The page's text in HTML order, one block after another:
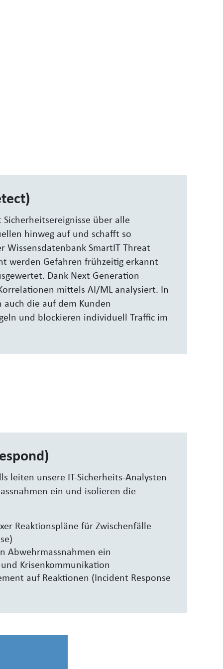
Sicherheitsereignisse über alle
hinweg auf und schafft so
Wissensdatenbank SmartIT Threat
werden Gefahren frühzeitig erkannt
Dank Next Generation
mittels AI/ML analysiert. In
auch die auf dem Kunden
und blockieren individuell Traffic im
leiten unsere IT-Sicherheits-Analysten
ein und isolieren die
Reaktionspläne für Zwischenfälle
Abwehrmassnahmen ein
Krisenkommunikation
auf Reaktionen (Incident Response